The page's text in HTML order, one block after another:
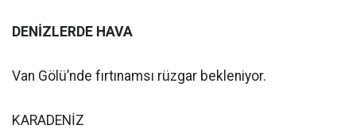
DENİZLERDE HAVA
Van Gölü’nde fırtınamsı rüzgar bekleniyor.
KARADENİZ